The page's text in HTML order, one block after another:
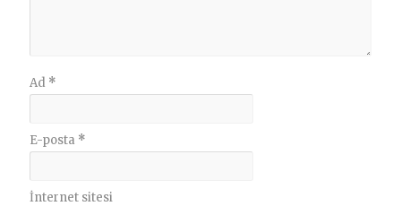
Ad *
E-posta *
İnternet sitesi